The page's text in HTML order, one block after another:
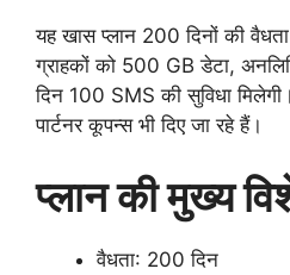
यह खास प्लान 200 दिनों की
ग्राहकों को 500 GB डेटा,
दिन 100 SMS की सुविधा
पार्टनर कूपन्स भी दिए जा रहे हैं।
प्लान की मुख्य
वैधता: 200 दिन